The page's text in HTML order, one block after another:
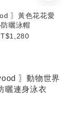
〗黃色花花愛
曬泳帽